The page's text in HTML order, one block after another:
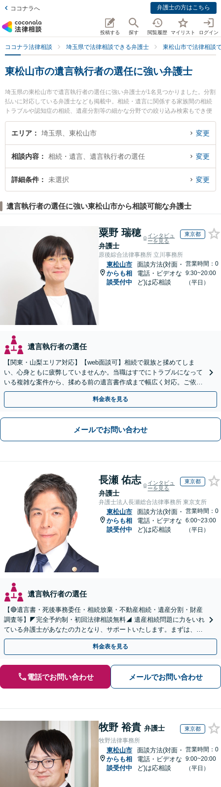
ココナラへ 弁護士の方はこちら
投稿する 探す 閲覧履歴 マイリスト ログイン
ココナラ法律相談 埼玉県で法律相談できる弁護士 東松山市で法律相談
東松山市の遺言執行者の選任に強い弁護士
埼玉県の東松山市で遺言執行者の選任に強い弁護士が1名見つかりました。分割
払いに対応している弁護士なども掲載中。相続・遺言に関係する家族間の相続
トラブルや認知症の相続、遺産分割等の細かな分野での絞り込み検索もでき便
利です。特に東松山総合法律事務所の五十川 剛俊弁護士のプロフィール情報や
弁護士費用、強みなどが注目されています。『東松山市で土日や夜間に発生し
料で遺言執行者の選任を法律相談できる東松山市内の弁護士に相談予約した
い』などでお困りの相談者さんにおすすめです。
エリア 埼玉県、東松山市 変更
相談内容 相続・遺言、遺言執行者の選任 変更
詳細条件 未選択 変更
遺言執行者の選任に強い東松山市から相談可能な弁護士
粟野 瑞穂
弁護士
インタビュ
ーを見る
東京都
原後綜合法律事務所 立川事務所
東松山市
からも相
談受付中
面談方法(対面・
電話・ビデオな
ど)は応相談
営業時間：0
9:30~20:00
（平日）
遺言執行者の選任
【関東・山梨エリア対応】【web面談可】相続で親族と揉めてしま
い、心身ともに疲弊していませんか。当職はすでにトラブルになって
いる複雑な案件から、揉める前の遺言書作成まで幅広く対応。ご依頼
者様の心に最後まで寄り添います。【休日面談可】
料金表を見る
メールでお問い合わせ
長瀬 佑志
弁護士
インタビュ
ーを見る
東京都
弁護士法人長瀬総合法律事務所 東京支所
東松山市
からも相
談受付中
面談方法(対面・
電話・ビデオな
ど)は応相談
営業時間：0
6:00~23:00
（平日）
遺言執行者の選任
【🔴遺言書・死後事務委任・相続放棄・不動産相続・遺産分割・財産
調査等】◤完全予約制・初回法律相談無料◢ 遺産相続問題に力をいれ
ている弁護士があなたの力となり、サポートいたします。まずは、お
気軽にお問い合わせください。
料金表を見る
電話でお問い合わせ メールでお問い合わせ
牧野 裕貴 弁護士 東京都
牧野法律事務所
東松山市
からも相
談受付中
面談方法(対面・
電話・ビデオな
ど)は応相談
営業時間：0
9:00~20:00
（平日）